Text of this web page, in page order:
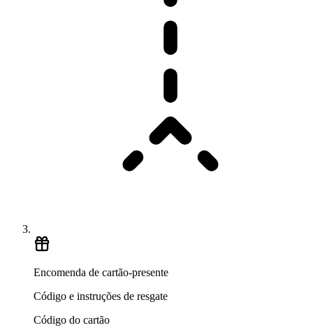
Encomenda de cartão-presente
Código e instruções de resgate
Código do cartão